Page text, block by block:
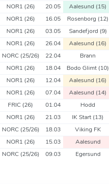
NOR1 (26) 20.05 Aalesund (15)
NOR1 (26) 16.05 Rosenborg (12)
NOR1 (26) 03.05 Sandefjord (9)
NOR1 (26) 26.04 Aalesund (16)
NORC (25/26) 22.04 Brann
NOR1 (26) 18.04 Bodo Glimt (10)
NOR1 (26) 12.04 Aalesund (16)
NOR1 (26) 07.04 Aalesund (14)
FRIC (26) 01.04 Hodd
NOR1 (26) 21.03 IK Start (13)
NORC (25/26) 18.03 Viking FK
NOR1 (26) 15.03 Aalesund
NORC (25/26) 09.03 Egersund